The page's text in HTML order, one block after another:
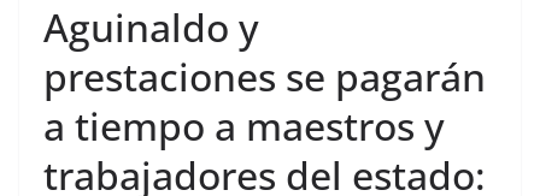
Aguinaldo y
prestaciones se pagarán
a tiempo a maestros y
trabajadores del estado: